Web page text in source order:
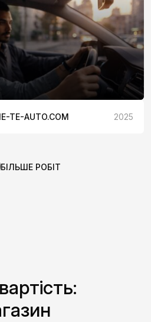
TE-AUTO.COM 2025
БІЛЬШЕ РОБІТ